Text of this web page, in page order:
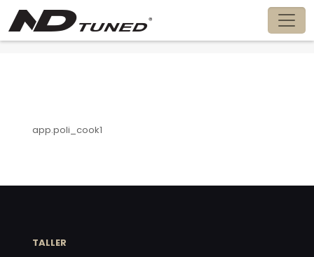
app.Politica_cookies
app.poli_cook1
TALLER